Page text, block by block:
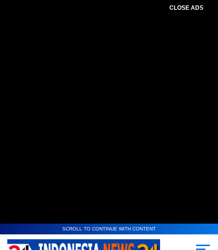
CLOSE ADS
SCROLL TO CONTINUE WITH CONTENT